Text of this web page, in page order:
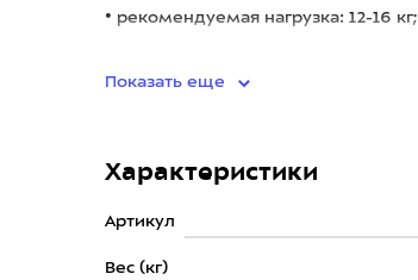
• рекомендуемая нагрузка: 12-16 кг;
Показать еще
Характеристики
Артикул
Вес (кг)